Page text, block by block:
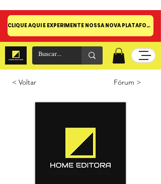
CLIQUE AQUI E EXPERIMENTE NOSSA NOVA PLATAFORMA!
< Voltar Fórum >